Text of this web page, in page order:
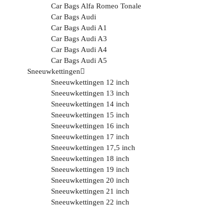
Car Bags Alfa Romeo Tonale
Car Bags Audi
Car Bags Audi A1
Car Bags Audi A3
Car Bags Audi A4
Car Bags Audi A5
Sneeuwkettingen
Sneeuwkettingen 12 inch
Sneeuwkettingen 13 inch
Sneeuwkettingen 14 inch
Sneeuwkettingen 15 inch
Sneeuwkettingen 16 inch
Sneeuwkettingen 17 inch
Sneeuwkettingen 17,5 inch
Sneeuwkettingen 18 inch
Sneeuwkettingen 19 inch
Sneeuwkettingen 20 inch
Sneeuwkettingen 21 inch
Sneeuwkettingen 22 inch